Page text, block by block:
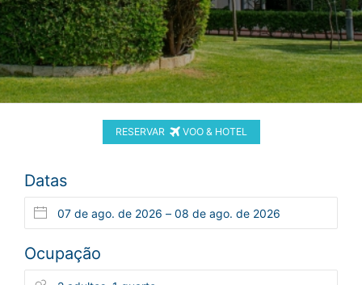
RESERVAR VOO & HOTEL
Datas
Ocupação